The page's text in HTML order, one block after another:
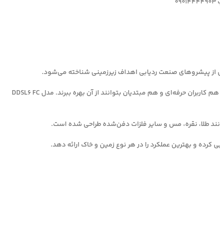
از پیشروهای صنعت ردیابی اهداف زیرزمینی شناخته می‌شود.
این برند با تمرکز بر دقت، دوام و فناوری نوین، محصولات خود را به گونه‌ای طراحی کرده است که هم کاربران حرفه‌ای و هم مبتدیان بتوانند از آن بهره ببرند. مدل DDSL6 FC
طلا، نقره، مس و سایر فلزات دفن‌شده طراحی شده است.
و بهترین عملکرد را در هر نوع زمین و خاک ارائه دهد.